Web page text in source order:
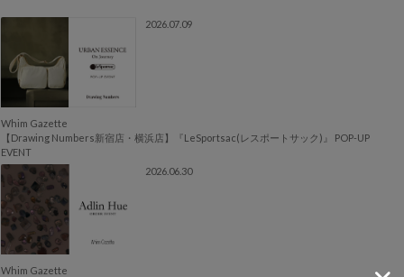
2026.07.09
Whim Gazette
【Drawing Numbers新宿店・横浜店】『LeSportsac(レスポートサック)』 POP-UP
EVENT
2026.06.30
Whim Gazette